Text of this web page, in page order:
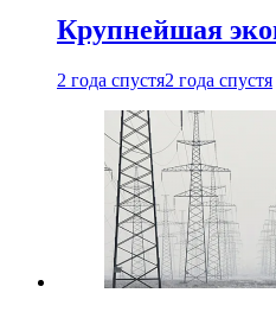
Крупнейшая
2 года спустя2 года спустя